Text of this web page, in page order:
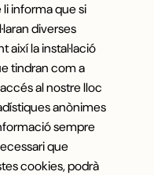
li informa que si
diverses
la instal·lació
tindran com a
al nostre lloc
anònimes
sempre
que
cookies, podrà